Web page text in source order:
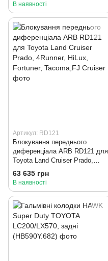
В наявності
Артикул: RD121
Блокування переднього
диференціала ARB RD121 для
Toyota Land Cruiser Prado,
4Runner, HiLux, Fortuner,
Tacoma,FJ Cruiser
63 635 грн
В наявності